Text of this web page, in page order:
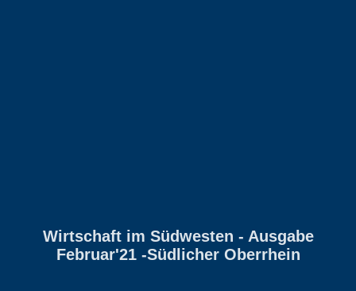
Wirtschaft im Südwesten - Ausgabe
Februar'21 -Südlicher Oberrhein